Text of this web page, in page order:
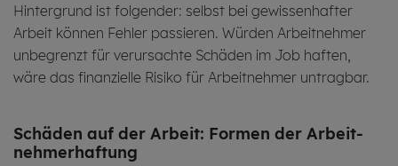
Hintergrund ist folgender: selbst bei gewissenhafter
Arbeit können Fehler passieren. Würden Arbeitnehmer
unbegrenzt für verursachte Schäden im Job haften,
wäre das finanzielle Risiko für Arbeitnehmer untragbar.
Schä­den auf der Ar­beit: For­men der Arbeit­
nehmer­haftung